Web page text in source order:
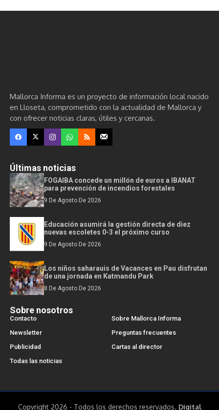
Mallorca Informa es un proyecto de información local nacido
en Lloseta, comprometido con la actualidad de Mallorca y
con ofrecer noticias claras, útiles y cercanas.
Últimas noticias
FOGAIBA concede un millón de euros a IBANAT
para prevención de incendios forestales
9 De Agosto De 2026
Educación asumirá la gestión directa de diez
nuevas escoletes 0-3 el próximo curso
9 De Agosto De 2026
Los niños saharauis de Vacances en Pau disfrutan
de una jornada en Katmandu Park
8 De Agosto De 2026
Sobre nosotros
Contacto
Sobre Mallorca Informa
Newsletter
Preguntas frecuentes
Publicidad
Cartas al director
Todas las noticias
Copyright 2026 - Todos los derechos reservados. Digital